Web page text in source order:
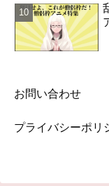
お問い合わせ
プライバシーポリ